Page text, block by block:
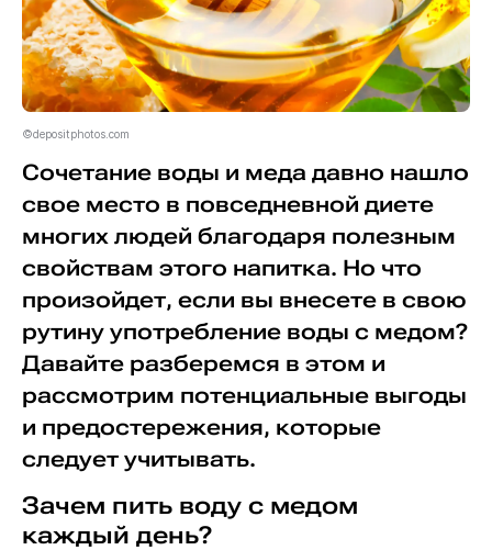
©depositphotos.com
Сочетание воды и меда давно нашло
свое место в повседневной диете
многих людей благодаря полезным
свойствам этого напитка. Но что
произойдет, если вы внесете в свою
рутину употребление воды с медом?
Давайте разберемся в этом и
рассмотрим потенциальные выгоды
и предостережения, которые
следует учитывать.
Зачем пить воду с медом
каждый день?